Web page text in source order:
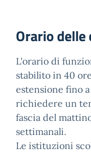
Orario delle
L'orario di
stabilito in 40
estensione fino
richiedere un
fascia del
settimanali.
Le istituzioni